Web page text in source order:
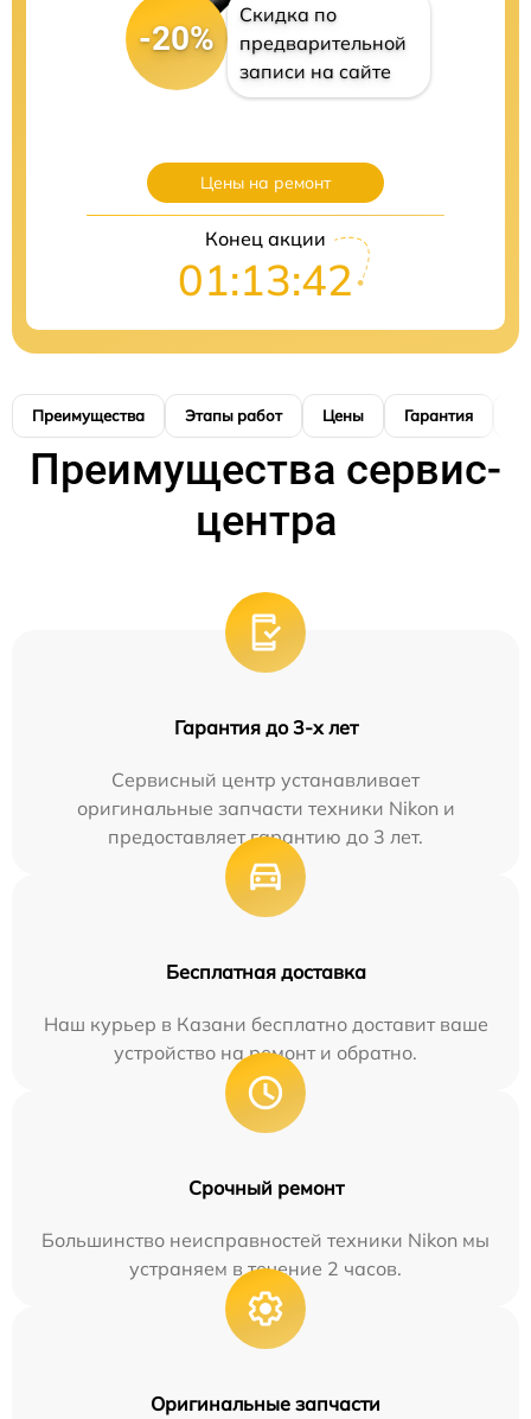
-20%
Скидка по
предварительной
записи на сайте
Цены на ремонт
Конец акции
01:13:40
Преимущества Этапы работ Цены Гарантия
Преимущества сервис-
центра
Гарантия до 3-х лет
Сервисный центр устанавливает
оригинальные запчасти техники Nikon и
предоставляет гарантию до 3 лет.
Бесплатная доставка
Наш курьер в Казани бесплатно доставит ваше
устройство на ремонт и обратно.
Срочный ремонт
Большинство неисправностей техники Nikon мы
устраняем в течение 2 часов.
Оригинальные запчасти